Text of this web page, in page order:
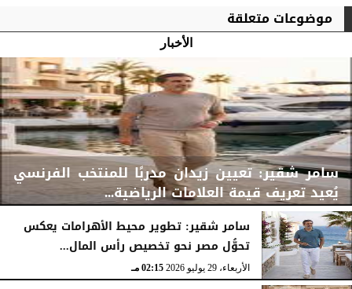
موضوعات متعلقة
الأخبار
سامر شقير: تعيين زيدان مدربًا للمنتخب الفرنسي
يُعيد تعريف قيمة العلامات الرياضية...
الأربعاء، 29 يوليو 2026 02:25 مـ
سامر شقير: تطوير محيط الأهرامات يعكس
تحوُّل مصر نحو تخصيص رأس المال...
الأربعاء، 29 يوليو 2026 02:15 مـ